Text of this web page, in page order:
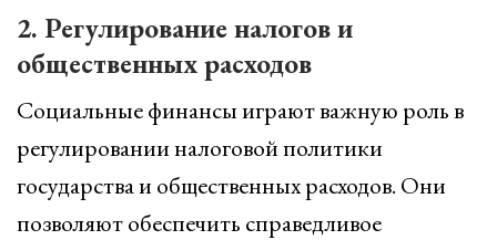
2. Регулирование налогов и
общественных расходов
Социальные финансы играют важную роль в
регулировании налоговой политики
государства и общественных расходов. Они
позволяют обеспечить справедливое